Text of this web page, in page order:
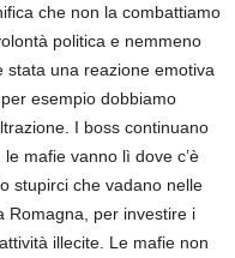
che non la combattiamo
politica e nemmeno
stata una reazione emotiva
esempio dobbiamo
I boss continuano
mafie vanno lì dove c’è
stupirci che vadano nelle
Romagna, per investire i
illecite. Le mafie non